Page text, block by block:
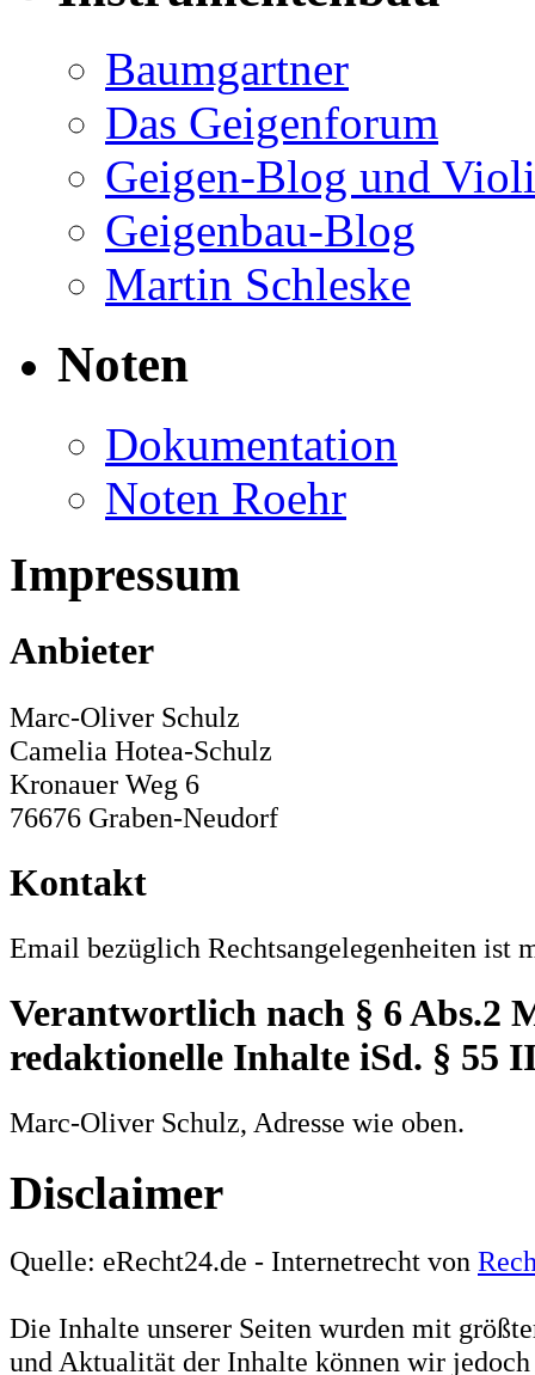
Baumgartner
Das Geigenforum
Geigen-Blog und
Geigenbau-Blog
Martin Schleske
Noten
Dokumentation
Noten Roehr
Impressum
Anbieter
Marc-Oliver Schulz
Camelia Hotea-Schulz
Kronauer Weg 6
76676 Graben-Neudorf
Kontakt
Email bezüglich Rechtsangelegenheiten ist
Verantwortlich nach § 6 Abs.2
redaktionelle Inhalte iSd. § 55
Marc-Oliver Schulz, Adresse wie oben.
Disclaimer
Quelle: eRecht24.de - Internetrecht von
Die Inhalte unserer Seiten wurden mit
und Aktualität der Inhalte können wir